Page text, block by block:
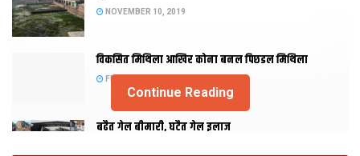
NOVEMBER 10, 2019
विकसित मिथिला आखिर कोना बनल पिछडल मिथिला
FEBRUARY 23, 2019
बढैत गेल बीमारी, घटैत गेल इलाज
Continue Reading